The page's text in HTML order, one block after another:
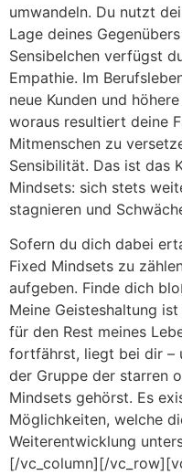
umwandeln. Du nutzt
Lage deines
Sensibelchen verfügst
Empathie. Im
neue Kunden und
woraus resultiert deine
Mitmenschen zu
Sensibilität. Das ist das
Mindsets: sich stets
stagnieren und
Sofern du dich dabei
Fixed Mindsets zu
aufgeben. Finde dich
Meine Geisteshaltung
für den Rest meines
fortfährst, liegt bei dir –
der Gruppe der starren
Mindsets gehörst. Es
Möglichkeiten, welche
Weiterentwicklung
[/vc_column][/